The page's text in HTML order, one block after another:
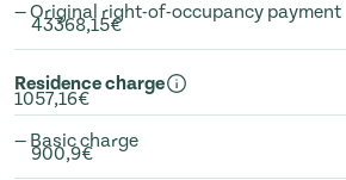
— Original right-of-occupancy payment
43368,15€
Residence charge
1057,16€
— Basic charge
900,9€